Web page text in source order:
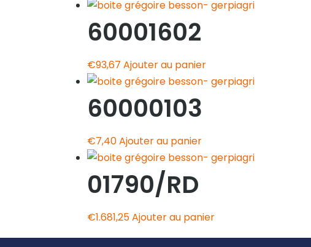
60001602
€93,67 Ajouter au panier
60000103
€7,40Ajouter au panier
01790/RD
€1.681,25Ajouter au panier